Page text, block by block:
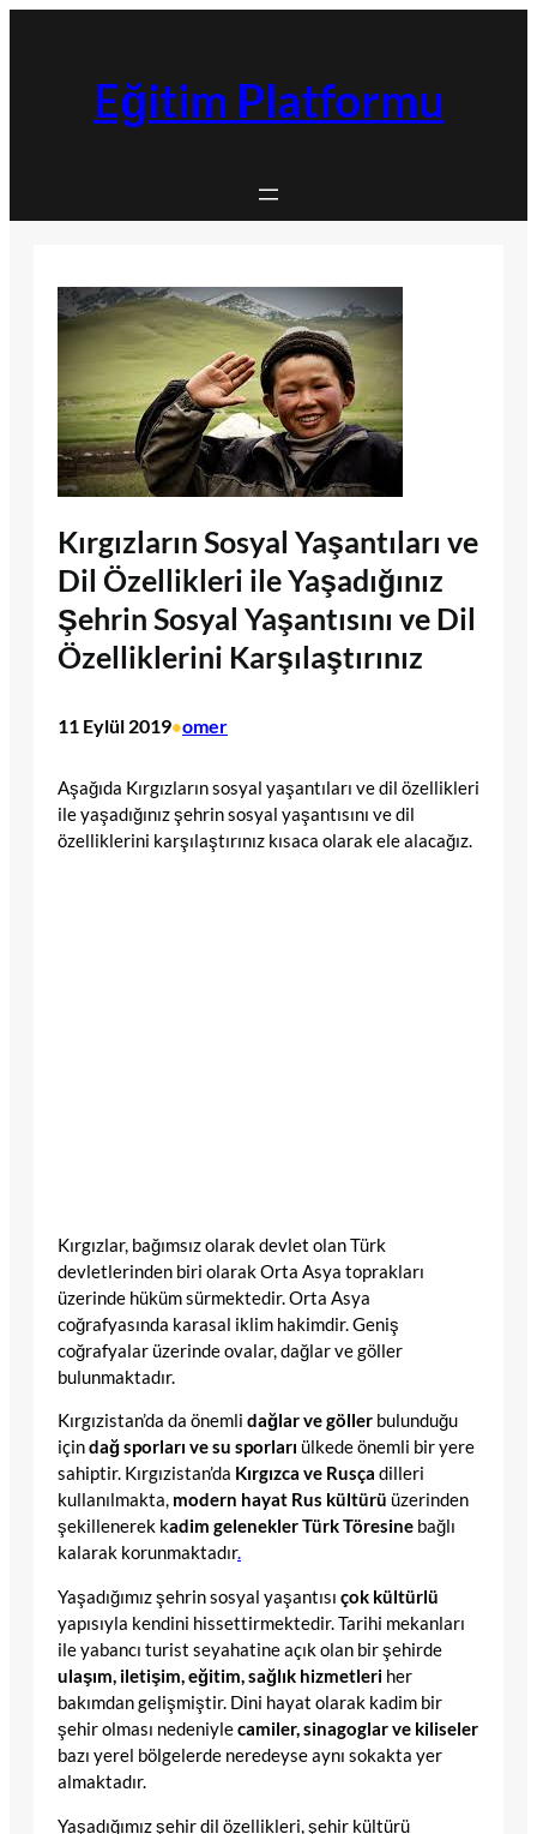
Eğitim Platformu
Kırgızların Sosyal Yaşantıları ve
Dil Özellikleri ile Yaşadığınız
Şehrin Sosyal Yaşantısını ve Dil
Özelliklerini Karşılaştırınız
11 Eylül 2019•omer
Aşağıda Kırgızların sosyal yaşantıları ve dil özellikleri
ile yaşadığınız şehrin sosyal yaşantısını ve dil
özelliklerini karşılaştırınız kısaca olarak ele alacağız.
Kırgızlar, bağımsız olarak devlet olan Türk
devletlerinden biri olarak Orta Asya toprakları
üzerinde hüküm sürmektedir. Orta Asya
coğrafyasında karasal iklim hakimdir. Geniş
coğrafyalar üzerinde ovalar, dağlar ve göller
bulunmaktadır.
Kırgızistan’da da önemli dağlar ve göller bulunduğu
içindağ sporları ve su sporları ülkede önemli bir yere
sahiptir. Kırgızistan’da Kırgızca ve Rusça dilleri
kullanılmakta, modern hayat Rus kültürü üzerinden
şekillenerek kadim gelenekler Türk Töresine bağlı
kalarak korunmaktadır.
Yaşadığımız şehrin sosyal yaşantısı çok kültürlü
yapısıyla kendini hissettirmektedir. Tarihi mekanları
ile yabancı turist seyahatine açık olan bir şehirde
ulaşım, iletişim, eğitim, sağlık hizmetleri her
bakımdan gelişmiştir. Dini hayat olarak kadim bir
şehir olması nedeniylecamiler, sinagoglar ve kiliseler
bazı yerel bölgelerde neredeyse aynı sokakta yer
almaktadır.
Yaşadığımız şehir dil özellikleri, şehir kültürü